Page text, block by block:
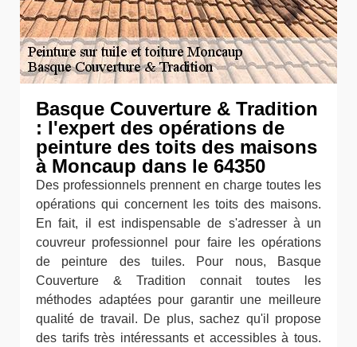
Basque Couverture & Tradition
: l'expert des opérations de
peinture des toits des maisons
à Moncaup dans le 64350
Des professionnels prennent en charge toutes les
opérations qui concernent les toits des maisons.
En fait, il est indispensable de s'adresser à un
couvreur professionnel pour faire les opérations
de peinture des tuiles. Pour nous, Basque
Couverture & Tradition connait toutes les
méthodes adaptées pour garantir une meilleure
qualité de travail. De plus, sachez qu'il propose
des tarifs très intéressants et accessibles à tous.